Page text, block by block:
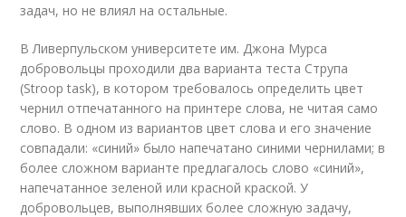
задач, но не влиял на остальные.
В Ливерпульском университете им. Джона Мурса
добровольцы проходили два варианта теста Струпа
(Stroop task), в котором требовалось определить цвет
чернил отпечатанного на принтере слова, не читая само
слово. В одном из вариантов цвет слова и его значение
совпадали: «синий» было напечатано синими чернилами; в
более сложном варианте предлагалось слово «синий»,
напечатанное зеленой или красной краской. У
добровольцев, выполнявших более сложную задачу,